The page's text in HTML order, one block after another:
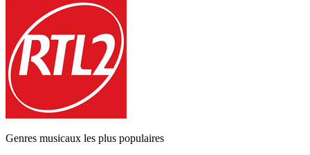
Genres musicaux les plus populaires